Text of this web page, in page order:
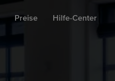
Preise Hilfe-Center